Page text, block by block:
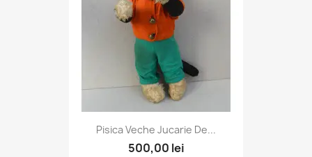
Pisica Veche Jucarie De...
500,00 lei